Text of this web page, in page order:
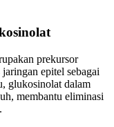
prekursor
epitel sebagai
glukosinolat dalam
membantu eliminasi